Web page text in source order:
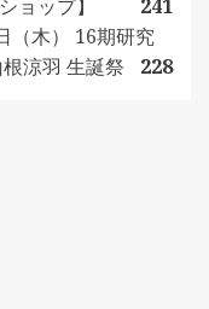
ョップ】
241
（木） 16期研究
涼羽 生誕祭
228